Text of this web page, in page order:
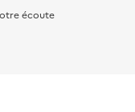
écoute